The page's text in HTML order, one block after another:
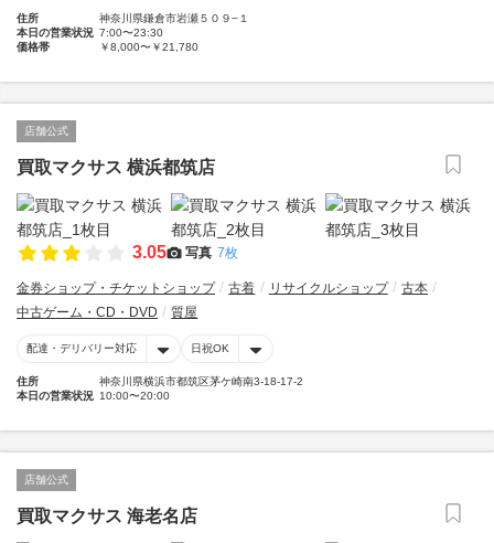
住所
神奈川県鎌倉市岩瀬５０９−１
本日の営業状況 7:00〜23:30
価格帯
￥8,000〜￥21,780
店舗公式
買取マクサス 横浜都筑店
3.05 写真 7枚
金券ショップ・チケットショップ 古着 リサイクルショップ
古本
中古ゲーム・CD・DVD
質屋
配達・デリバリー対応 日祝OK
住所
神奈川県横浜市都筑区茅ケ崎南3-18-17-2
本日の営業状況 10:00〜20:00
店舗公式
買取マクサス 海老名店